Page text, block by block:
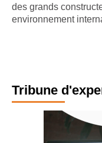
des grands
environnement
Tribune